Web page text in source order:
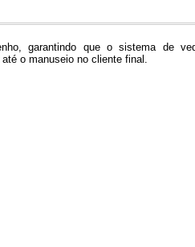
garantindo que o sistema de
o manuseio no cliente final.